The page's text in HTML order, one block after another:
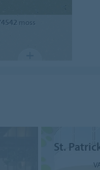
moss
St.